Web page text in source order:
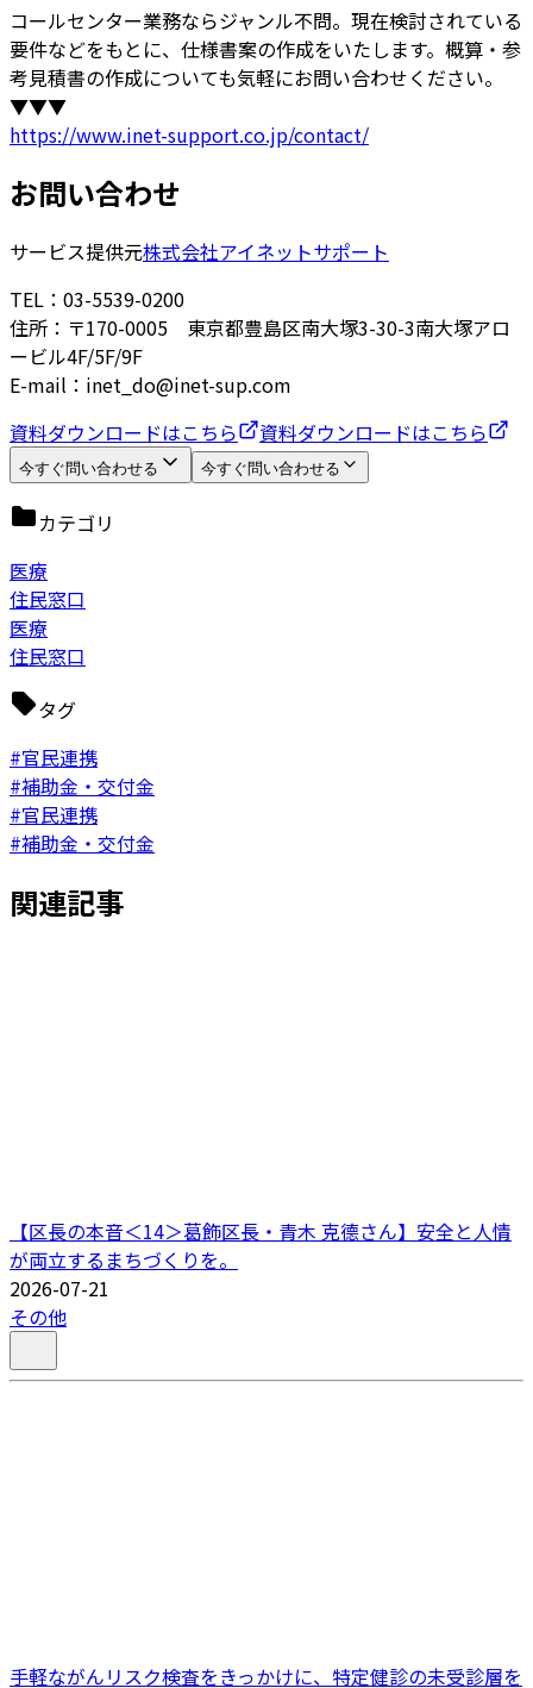
コールセンター業務ならジャンル不問。現在検討されている
要件などをもとに、仕様書案の作成をいたします。概算・参
考見積書の作成についても気軽にお問い合わせください。
▼▼▼
https://www.inet-support.co.jp/contact/
お問い合わせ
サービス提供元株式会社アイネットサポート
TEL：03-5539-0200
住所：〒170-0005 東京都豊島区南大塚3-30-3南大塚アロ
ービル4F/5F/9F
E-mail：inet_do@inet-sup.com
資料ダウンロードはこちら
資料ダウンロードはこちら
今すぐ問い合わせる 今すぐ問い合わせる
カテゴリ
医療
住民窓口
医療
住民窓口
タグ
#官民連携
#補助金・交付金
#官民連携
#補助金・交付金
関連記事
【区長の本音＜14＞葛飾区長・青木 克德さん】安全と人情
が両立するまちづくりを。
2026-07-21
その他
手軽ながんリスク検査をきっかけに、特定健診の未受診層を